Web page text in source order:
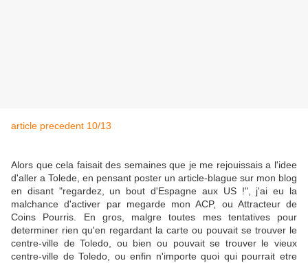
article precedent 10/13
Alors que cela faisait des semaines que je me rejouissais a l'idee
d'aller a Tolede, en pensant poster un article-blague sur mon blog
en disant "regardez, un bout d'Espagne aux US !", j'ai eu la
malchance d'activer par megarde mon ACP, ou Attracteur de
Coins Pourris. En gros, malgre toutes mes tentatives pour
determiner rien qu'en regardant la carte ou pouvait se trouver le
centre-ville de Toledo, ou bien ou pouvait se trouver le vieux
centre-ville de Toledo, ou enfin n'importe quoi qui pourrait etre